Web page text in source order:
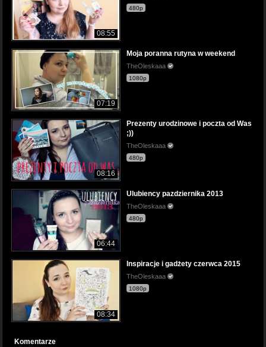
08:55
480p
07:19
Moja poranna rutyna w weekend
TheOleskaaa
1080p
08:16
Prezenty urodzinowe i poczta od Was
;))
TheOleskaaa
480p
06:44
Ulubiency pazdziernika 2013
TheOleskaaa
480p
08:34
Inspiracje i gadżety czerwca 2015
TheOleskaaa
1080p
Komentarze